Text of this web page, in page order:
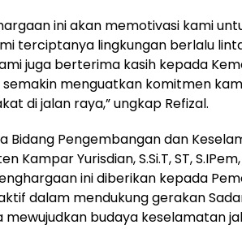
ini akan memotivasi kami
terciptanya lingkungan berlalu
juga berterima kasih kepada
semakin menguatkan komitmen
di jalan raya,” ungkap Refizal.
Bidang Pengembangan dan
Kampar Yurisdian, S.Si.T, ST, S.IPem,
ini diberikan kepada
dalam mendukung gerakan
mewujudkan budaya keselamatan